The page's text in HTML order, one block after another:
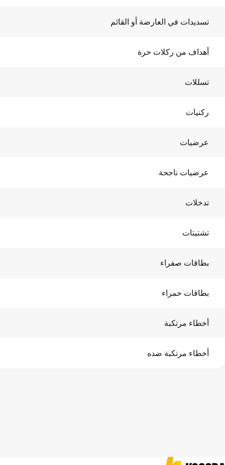
تسديدات في العارضة أو القائم
أهداف من ركلات حرة
تسللات
ركنيات
عرضيات
عرضيات ناجحة
تدخلات
تشتيتات
بطاقات صفراء
بطاقات حمراء
أخطاء مرتكبة
أخطاء مرتكبة ضده